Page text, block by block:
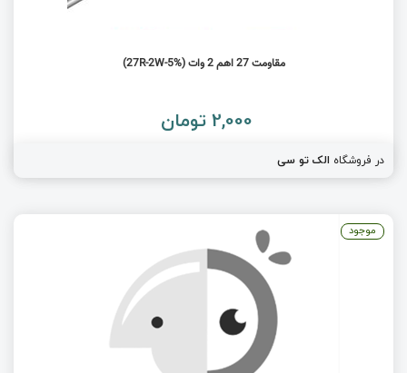
مقاومت 27 اهم 2 وات (27R-2W-5%)
2,000 تومان
در فروشگاه الک تو سی
موجود